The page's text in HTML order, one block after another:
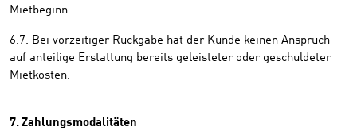
Mietbeginn.
6.7. Bei vorzeitiger Rückgabe hat der Kunde keinen Anspruch
auf anteilige Erstattung bereits geleisteter oder geschuldeter
Mietkosten.
7. Zahlungsmodalitäten